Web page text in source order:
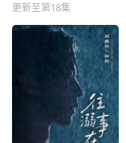
更新至第18集